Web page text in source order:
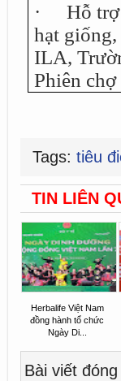
·
Hỗ
hạt
ILA,
Phiên
Tags: tiêu
TIN LIÊN
Herbalife Việt Nam
đồng hành tổ chức
Ngày Di...
Bài viết